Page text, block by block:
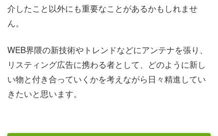
介したこと以外にも重要なことがあるかもしれませ
ん。
WEB界隈の新技術やトレンドなどにアンテナを張り、
リスティング広告に携わる者として、どのように新し
い物と付き合っていくかを考えながら日々精進してい
きたいと思います。